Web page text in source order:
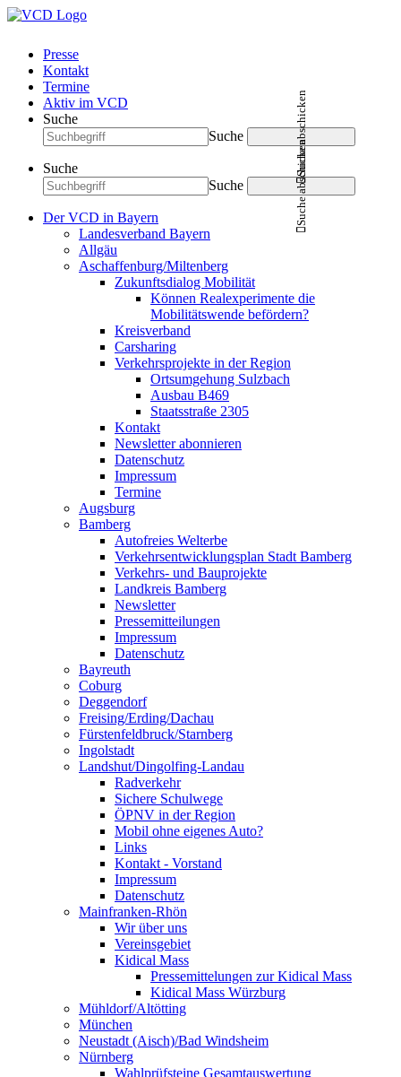
Presse
Kontakt
Termine
Aktiv im VCD
Suche
Suche
Suche abschicken
Suche
Suche
Suche abschicken
Der VCD in Bayern
Landesverband Bayern
Allgäu
Aschaffenburg/Miltenberg
Zukunftsdialog Mobilität
Können Realexperimente die
Mobilitätswende befördern?
Kreisverband
Carsharing
Verkehrsprojekte in der Region
Ortsumgehung Sulzbach
Ausbau B469
Staatsstraße 2305
Kontakt
Newsletter abonnieren
Datenschutz
Impressum
Termine
Augsburg
Bamberg
Autofreies Welterbe
Verkehrsentwicklungsplan Stadt Bamberg
Verkehrs- und Bauprojekte
Landkreis Bamberg
Newsletter
Pressemitteilungen
Impressum
Datenschutz
Bayreuth
Coburg
Deggendorf
Freising/Erding/Dachau
Fürstenfeldbruck/Starnberg
Ingolstadt
Landshut/Dingolfing-Landau
Radverkehr
Sichere Schulwege
ÖPNV in der Region
Mobil ohne eigenes Auto?
Links
Kontakt - Vorstand
Impressum
Datenschutz
Mainfranken-Rhön
Wir über uns
Vereinsgebiet
Kidical Mass
Pressemittelungen zur Kidical Mass
Kidical Mass Würzburg
Mühldorf/Altötting
München
Neustadt (Aisch)/Bad Windsheim
Nürnberg
Wahlprüfsteine Gesamtauswertung